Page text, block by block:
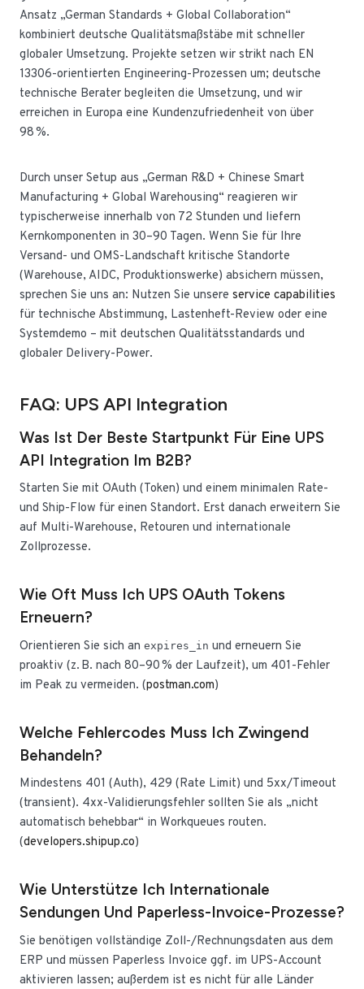
Ansatz „German Standards + Global Collaboration“
kombiniert deutsche Qualitätsmaßstäbe mit schneller
globaler Umsetzung. Projekte setzen wir strikt nach EN
13306-orientierten Engineering-Prozessen um; deutsche
technische Berater begleiten die Umsetzung, und wir
erreichen in Europa eine Kundenzufriedenheit von über
98 %.
Durch unser Setup aus „German R&D + Chinese Smart
Manufacturing + Global Warehousing“ reagieren wir
typischerweise innerhalb von 72 Stunden und liefern
Kernkomponenten in 30–90 Tagen. Wenn Sie für Ihre
Versand- und OMS-Landschaft kritische Standorte
(Warehouse, AIDC, Produktionswerke) absichern müssen,
sprechen Sie uns an: Nutzen Sie unsere service capabilities
für technische Abstimmung, Lastenheft-Review oder eine
Systemdemo – mit deutschen Qualitätsstandards und
globaler Delivery-Power.
FAQ: UPS API Integration
Was Ist Der Beste Startpunkt Für Eine UPS
API Integration Im B2B?
Starten Sie mit OAuth (Token) und einem minimalen Rate-
und Ship-Flow für einen Standort. Erst danach erweitern Sie
auf Multi-Warehouse, Retouren und internationale
Zollprozesse.
Wie Oft Muss Ich UPS OAuth Tokens
Erneuern?
Orientieren Sie sich an expires_in und erneuern Sie
proaktiv (z. B. nach 80–90 % der Laufzeit), um 401-Fehler
im Peak zu vermeiden. (postman.com)
Welche Fehlercodes Muss Ich Zwingend
Behandeln?
Mindestens 401 (Auth), 429 (Rate Limit) und 5xx/Timeout
(transient). 4xx-Validierungsfehler sollten Sie als „nicht
automatisch behebbar“ in Workqueues routen.
(developers.shipup.co)
Wie Unterstütze Ich Internationale
Sendungen Und Paperless-Invoice-Prozesse?
Sie benötigen vollständige Zoll-/Rechnungsdaten aus dem
ERP und müssen Paperless Invoice ggf. im UPS-Account
aktivieren lassen; außerdem ist es nicht für alle Länder